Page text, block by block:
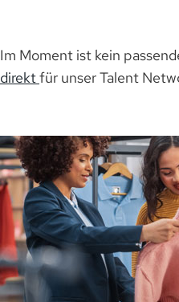
Im Moment ist kein
direktfür unser Talent